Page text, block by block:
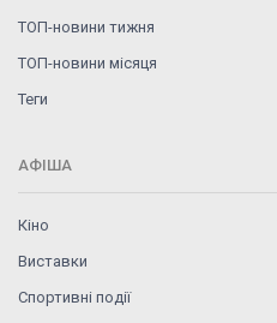
ТОП-новини тижня
ТОП-новини місяця
Теги
АФІША
Кіно
Виставки
Спортивні події